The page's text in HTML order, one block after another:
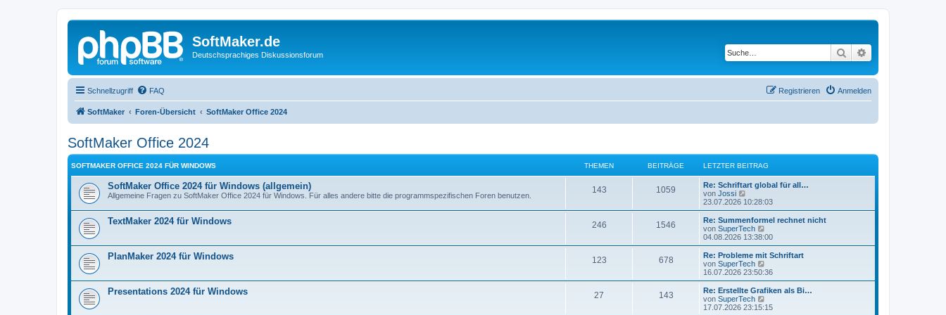
SoftMaker.de
Deutschsprachiges Diskussionsforum Suche
Schnellzugriff FAQ Anmelden
Registrieren
SoftMaker Foren-Übersicht SoftMaker Office 2024
SoftMaker Office 2024
SOFTMAKER OFFICE 2024 FÜR WINDOWS THEMEN BEITRÄGE LETZTER BEITRAG
SoftMaker Office 2024 für Windows (allgemein)
Allgemeine Fragen zu SoftMaker Office 2024 für Windows. Für alles andere bitte die programmspezifischen Foren benutzen.
143T
e
m
e
n
1059
t
ä
L
e
t
z
t
e
r
e
i
t
r
g
Re: Schriftart global für all…
von Jossi
e
u
e
s
t
B
e
i
r
a
g
23.07.2026 10:28:03
TextMaker 2024 für Windows 246T
e
m
1546
t
L
e
t
z
t
e
r
e
i
t
r
Re: Summenformel rechnet nicht
von SuperTech
e
u
e
t
r
B
e
i
04.08.2026 13:38:00
PlanMaker 2024 für Windows 123T
678B
i
L
e
t
z
t
e
r
Re: Probleme mit Schriftart
von SuperTech
e
u
e
t
16.07.2026 23:50:36
Presentations 2024 für Windows 27 143B
L
e
t
Re: Erstellte Grafiken als Bi…
von SuperTech
e
17.07.2026 23:15:15